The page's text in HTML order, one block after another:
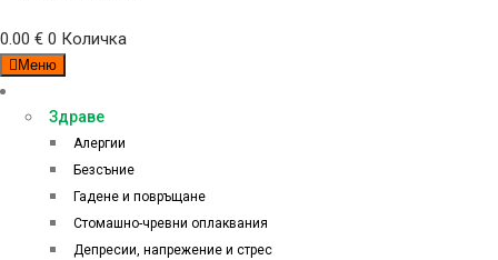
0.00 € 0 Количка
Меню
Здраве
Алергии
Безсъние
Гадене и повръщане
Стомашно-чревни оплаквания
Депресии, напрежение и стрес